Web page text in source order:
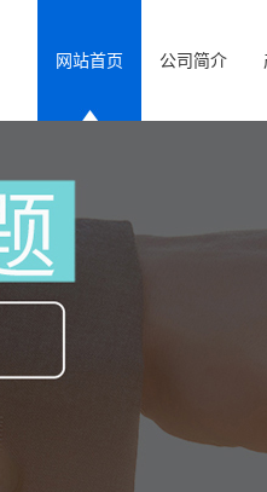
网站首页 公司简介